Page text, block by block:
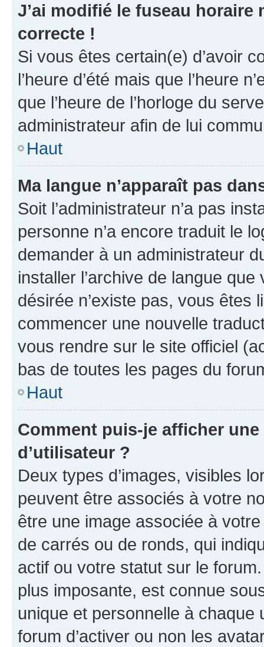
J’ai modifié le fuseau horaire
correcte !
Si vous êtes certain(e) d’avoir
l’heure d’été mais que l’heure
que l’heure de l’horloge du
administrateur afin de lui
Haut
Ma langue n’apparaît pas
Soit l’administrateur n’a pas
personne n’a encore traduit le
demander à un administrateur
installer l’archive de langue
désirée n’existe pas, vous êtes
commencer une nouvelle
vous rendre sur le site officiel
bas de toutes les pages du
Haut
Comment puis-je afficher
d’utilisateur ?
Deux types d’images, visibles
peuvent être associés à votre
être une image associée à
de carrés ou de ronds, qui
actif ou votre statut sur le
plus imposante, est connue
unique et personnelle à chaque
forum d’activer ou non les